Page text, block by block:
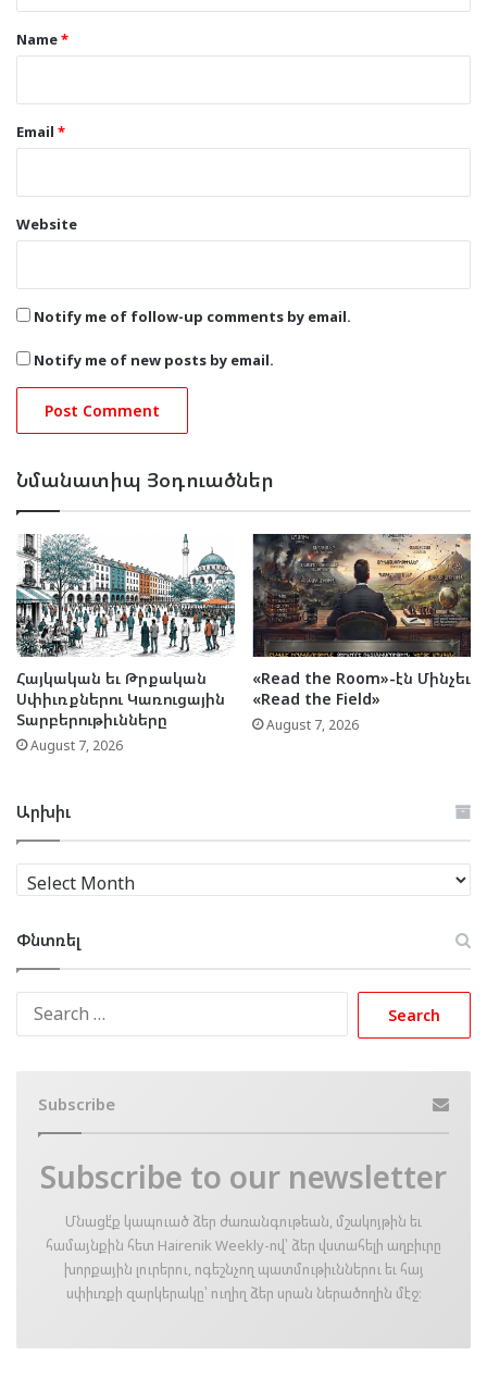
*Name*
Email *
Website
Notify me of follow-up comments by email.
Notify me of new posts by email.
Նմանատիպ Յօդուածներ
Հայկական եւ Թրքական
Սփիւռքներու Կառուցային
Տարբերութիւնները
August 7, 2026
«Read the Room»-էն Մինչեւ
«Read the Field»
August 7, 2026
Արխիւ
Արխիւ
Փնտռել
Subscribe
Subscribe to our newsletter
Մնացէ՛ք կապուած ձեր ժառանգութեան, մշակոյթին եւ
համայնքին հետ Hairenik Weekly-ով՝ ձեր վստահելի աղբիւրը
խորքային լուրերու, ոգեշնչող պատմութիւններու եւ հայ
սփիւռքի զարկերակը՝ ուղիղ ձեր սրան ներածողին մէջ։